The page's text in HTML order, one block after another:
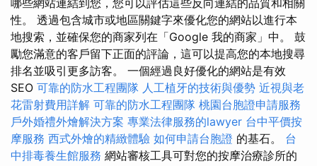
哪些網站連結到您，您可以評估這些反向連結的品質和相關
性。 透過包含城市或地區關鍵字來優化您的網站以進行本
地搜索，並確保您的商家列在「Google 我的商家」中。 鼓
勵您滿意的客戶留下正面的評論，這可以提高您的本地搜尋
排名並吸引更多訪客。 一個經過良好優化的網站是有效
SEO 可靠的防水工程團隊 人工植牙的技術與優勢 近視與老
花雷射費用詳解 可靠的防水工程團隊 桃園台胞證申請服務
戶外婚禮外燴解決方案 專業法律服務的lawyer 台中平價按
摩服務 西式外燴的精緻體驗 如何申請台胞證 的基石。 台
中排毒養生館服務 網站審核工具可對您的按摩治療診所的